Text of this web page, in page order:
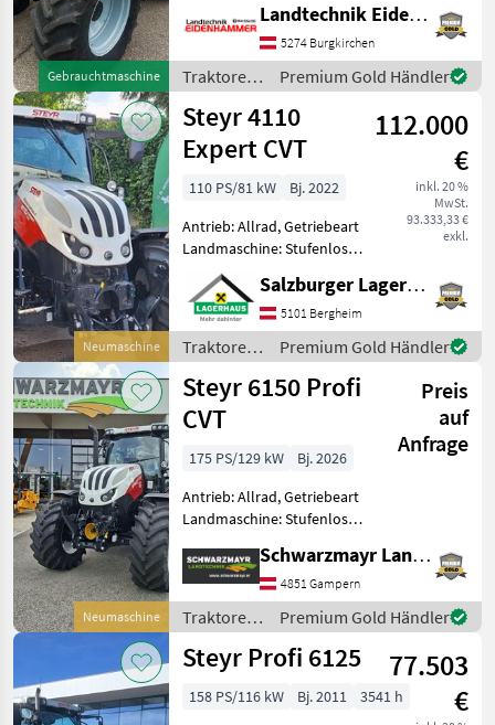
Gebrauchtmaschine
Plattform: Kabine,
Zapfwellendrehzahl:
540/540E/1000/1000E,
Höchstgeschwindigkeit in
km/h: 50 km/h, Aufladu
Landtechnik Eidenhammer GmbH
5274 Burgkirchen
Traktoren
/ Deutz
Fahr
Premium Gold Händler
Neumaschine
Steyr 4110
Expert CVT
112.000
€
inkl. 20 %
MwSt.
93.333,33 €
exkl.
110 PS/81 kW
Bj. 2022
Antrieb: Allrad, Getriebeart
Landmaschine: Stufenloses
Getriebe, Plattform: Kabine,
Zapfwellendrehzahl:
540/540E/1000,
Höchstgeschwindigkeit in
km/h: 40 km/h, Aufladung:
Salzburger Lagerhaus-Technik
5101 Bergheim
Traktoren
/ Steyr
Premium Gold Händler
Neumaschine
Steyr 6150 Profi
CVT
Preis
auf
Anfrage
175 PS/129 kW
Bj. 2026
Antrieb: Allrad, Getriebeart
Landmaschine: Stufenloses
Zapfwellendrehzahl:
540/540E/1000,
Höchstgeschwindigkeit in
km/h: 50 km/h, Aufladung:
Schwarzmayr Landtechnik GmbH - Gampern
4851 Gampern
Traktoren
/ Steyr
Premium Gold Händler
Steyr Profi 6125
77.503
€
158 PS/116 kW Bj. 2011 3541 h